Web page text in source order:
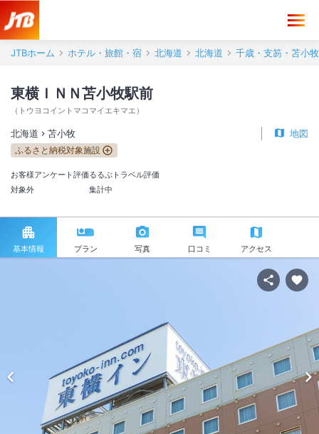
JTBホーム ホテル・旅館・宿 北海道 北海道 千歳・支笏・苫小
東横ＩＮＮ苫小牧駅前
（ トウヨコイントマコマイエキマエ ）
北海道 苫小牧 地図
ふるさと納税対象施設
お客様アンケート評価
対象外
るるぶトラベル評価
集計中
基本情報 プラン 写真 口コミ アクセス